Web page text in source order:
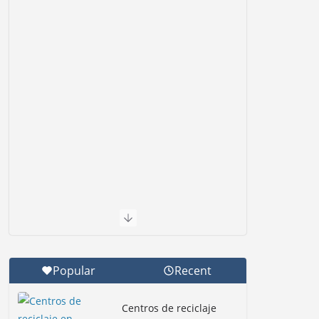
Popular Recent
Centros de reciclaje